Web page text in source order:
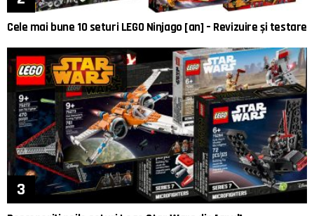
Cele mai bune 10 seturi LEGO Ninjago [an] – Revizuire și testare